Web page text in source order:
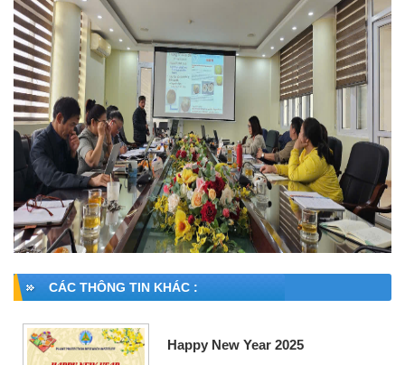
CÁC THÔNG TIN KHÁC :
Happy New Year 2025